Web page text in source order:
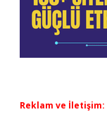
Reklam ve İletişim: